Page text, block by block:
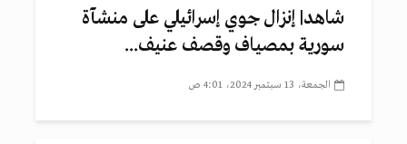
شاهد| إنزال جوي إسرائيلي على منشآة
سورية بمصياف وقصف عنيف...
الجمعة، 13 سبتمبر 2024، 4:01 ص